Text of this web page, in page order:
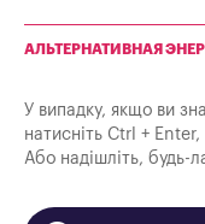
АЛЬТЕРНАТИВНАЯ
У випадку, якщо ви
натисніть Ctrl +
Або надішліть, будь-